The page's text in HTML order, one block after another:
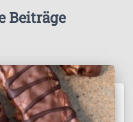
Beiträge